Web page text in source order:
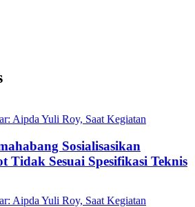
Aipda Yuli Roy, Saat Kegiatan
Sosialisasikan
Tidak Sesuai Spesifikasi Teknis
Aipda Yuli Roy, Saat Kegiatan